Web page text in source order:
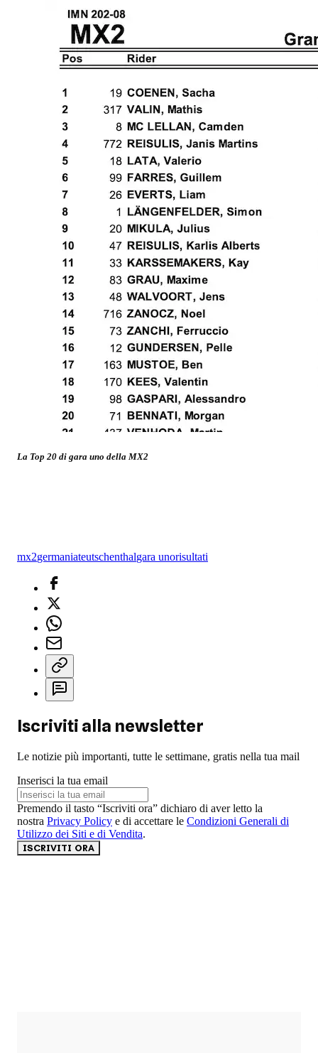
La Top 20 di gara uno della MX2
mx2germaniateutschenthalgara unorisultati
Iscriviti alla newsletter
Le notizie più importanti, tutte le settimane, gratis nella tua mail
Inserisci la tua email
Premendo il tasto “Iscriviti ora” dichiaro di aver letto la
nostra Privacy Policy e di accettare le Condizioni Generali di
Utilizzo dei Siti e di Vendita.
ISCRIVITI ORA